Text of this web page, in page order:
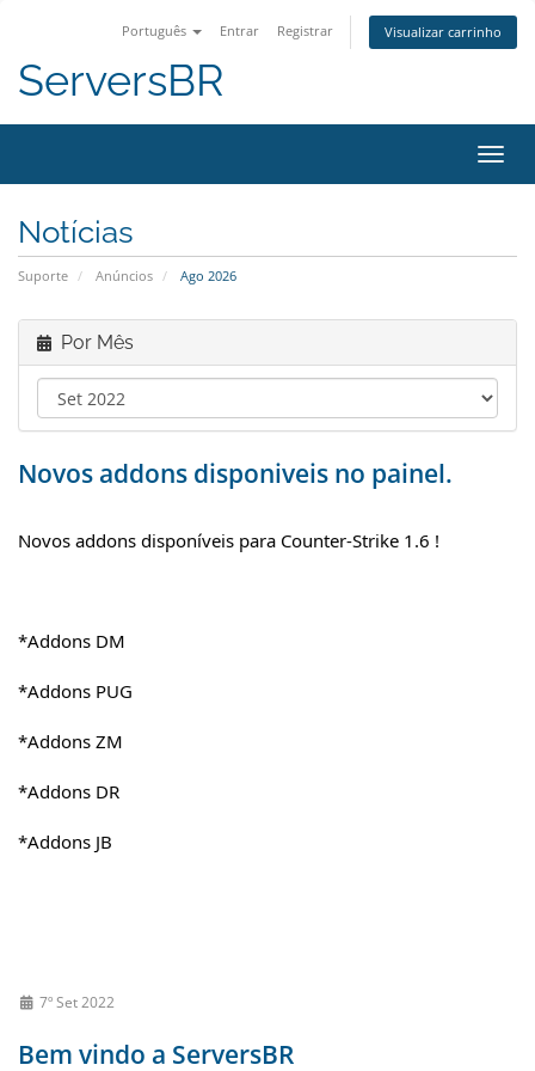
Português Entrar Registrar Visualizar carrinho
ServersBR
Notícias
Suporte Anúncios Ago 2026
Por Mês
Novos addons disponiveis no painel.
Novos addons disponíveis para Counter-Strike 1.6 !
*Addons DM
*Addons PUG
*Addons ZM
*Addons DR
*Addons JB
7º Set 2022
Bem vindo a ServersBR